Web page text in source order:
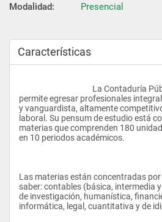
Modalidad:
Presencial
Características
permite egresar profesionales
y vanguardista, altamente
laboral. Su pensum de estudio está
materias que comprenden 180
en 10 periodos académicos.
Las materias están concentradas
saber: contables (básica, intermedia
de investigación, humanística,
informática, legal, cuantitativa y de